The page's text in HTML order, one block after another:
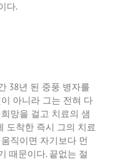
다.
38년 된 중풍 병자를
아니라 그는 전혀 다
망을 걸고 치료의 샘
도착한 즉시 그의 치료
직이면 자기보다 먼
때문이다. 끝없는 절